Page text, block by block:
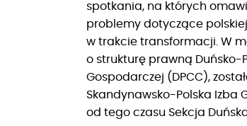
spotkania, na których
problemy dotyczące
w trakcie transformacji. W
o strukturę prawną Duńsko-
Gospodarczej (DPCC),
Skandynawsko-Polska Izba
od tego czasu Sekcja